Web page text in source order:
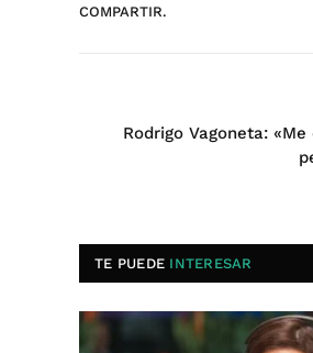
COMPARTIR.
Rodrigo Vagoneta:
TE PUEDE INTERESAR